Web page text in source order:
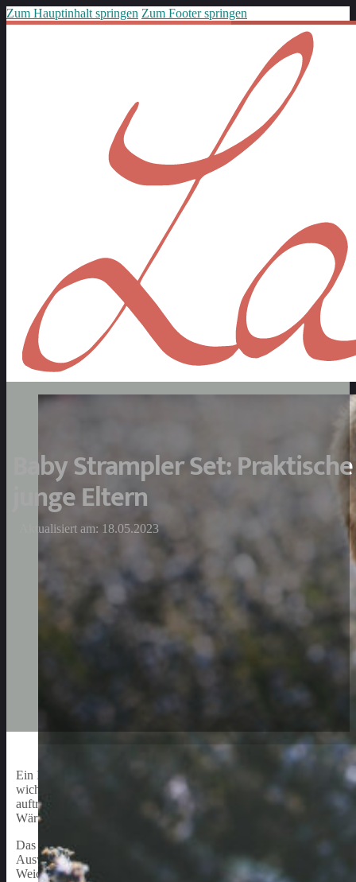
Zum Hauptinhalt springen Zum Footer springen
Baby Strampler Set:
junge Eltern
Aktualisiert am: 18.05.2023
Ein Baby
Set ist ein wichtiges Kleidungsstück im
wichtig, auf Qualität und Komfort zu achten, um sicherzustellen,
auftreten. In den ersten Monaten sind Baby Strampler Sets eine
Wärme und Geborgenheit sorgen.
Das Angebot an Baby Strampler Sets ist vielfältig – von
Auswahl, die jedes Elternteil und Baby zufriedenstellen wird.
Weichheit und Atmungsaktivität auszeichnen.